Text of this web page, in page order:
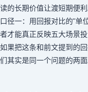
读的长期价值让渡短期便利
口径一：用回报对比的"单
者才能真正反映五大场景投
如果把这条和前文提到的
们其实是同一个问题的两面